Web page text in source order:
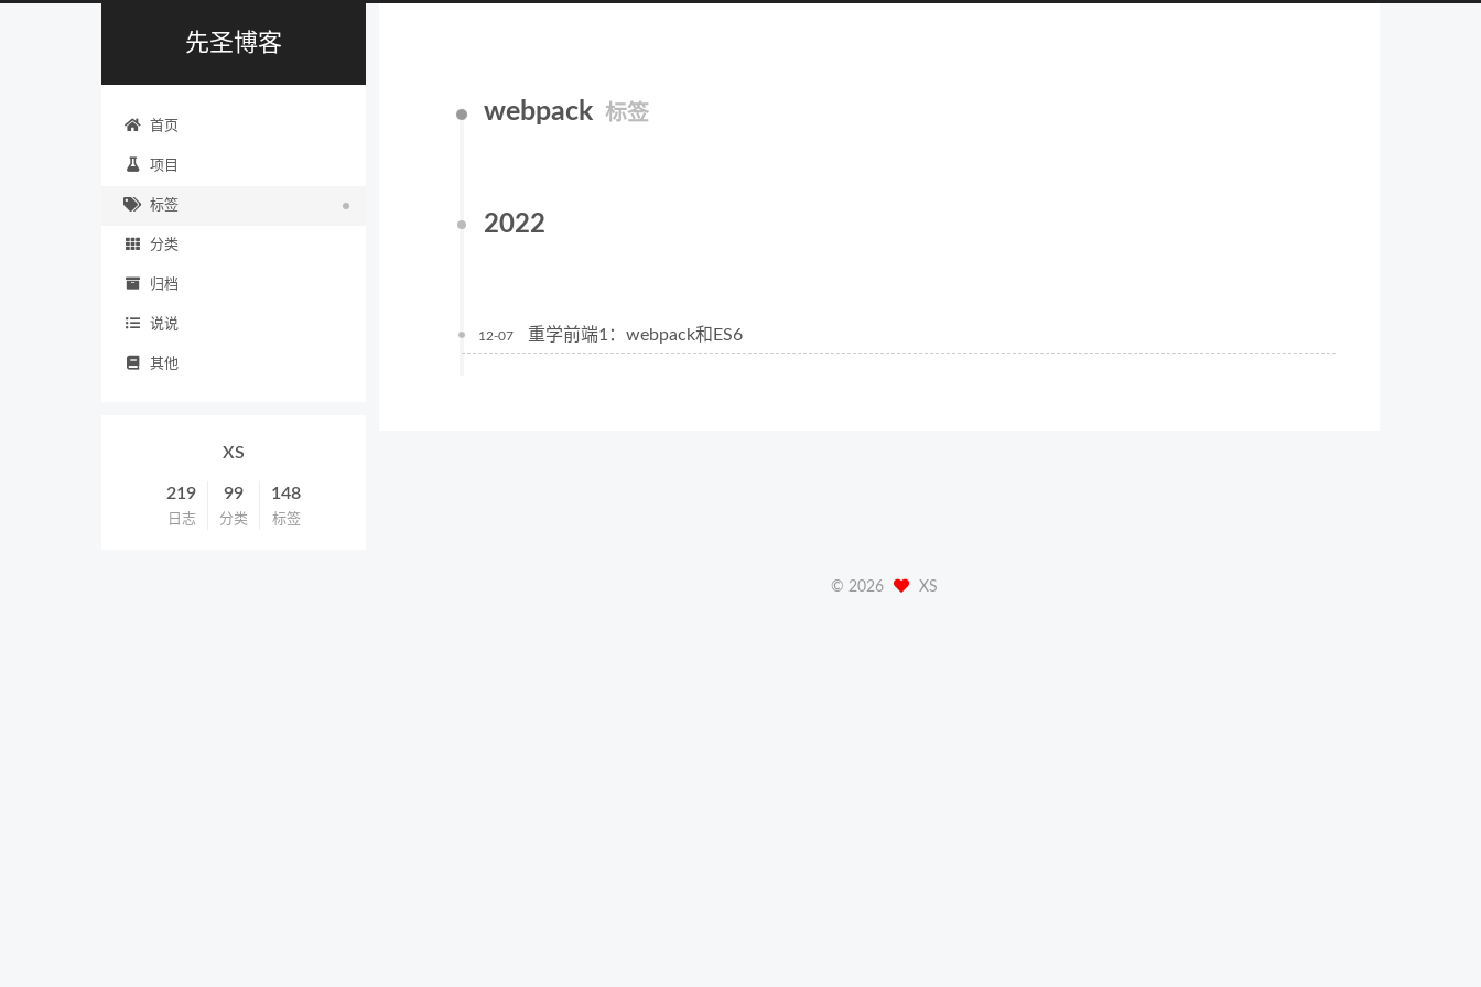
先圣博客
首页
项目
标签
分类
归档
说说
其他
webpack 标签
2022
12-07 重学前端1：webpack和ES6
XS
219
日志
99
分类
148
标签
© 2026 XS